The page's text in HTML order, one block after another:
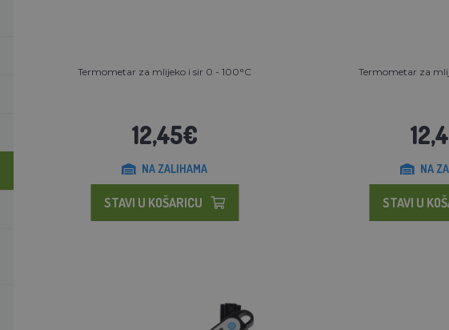
Termometar za mlijeko i sir 0 - 100°C
12,45€
NA ZALIHAMA
STAVI U KOŠARICU
Termometar za
NA
STAVI U